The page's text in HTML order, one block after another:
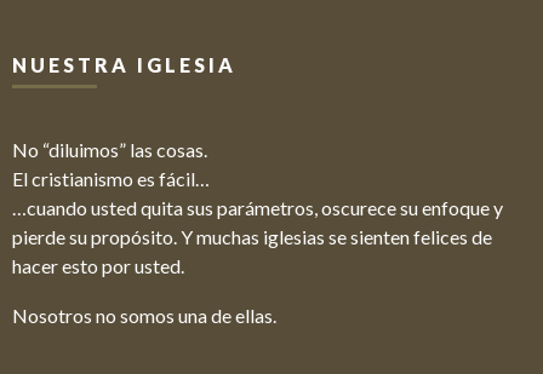
NUESTRA IGLESIA
No “diluimos” las cosas.
El cristianismo es fácil…
…cuando usted quita sus parámetros, oscurece su enfoque y
pierde su propósito. Y muchas iglesias se sienten felices de
hacer esto por usted.
Nosotros no somos una de ellas.